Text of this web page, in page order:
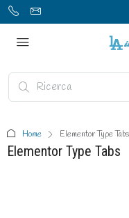
Home Elementor Type Tabs
Elementor Type Tabs